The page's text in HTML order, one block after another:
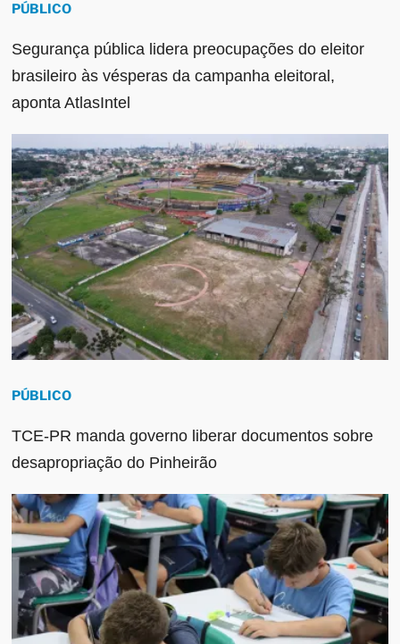
PÚBLICO
Segurança pública lidera preocupações do eleitor
brasileiro às vésperas da campanha eleitoral,
aponta AtlasIntel
PÚBLICO
TCE-PR manda governo liberar documentos sobre
desapropriação do Pinheirão